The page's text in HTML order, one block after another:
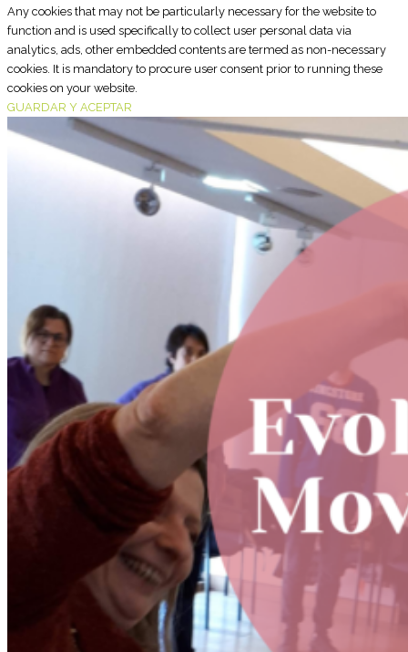
Any cookies that may not be particularly necessary for the website to
function and is used specifically to collect user personal data via
analytics, ads, other embedded contents are termed as non-necessary
cookies. It is mandatory to procure user consent prior to running these
cookies on your website.
GUARDAR Y ACEPTAR